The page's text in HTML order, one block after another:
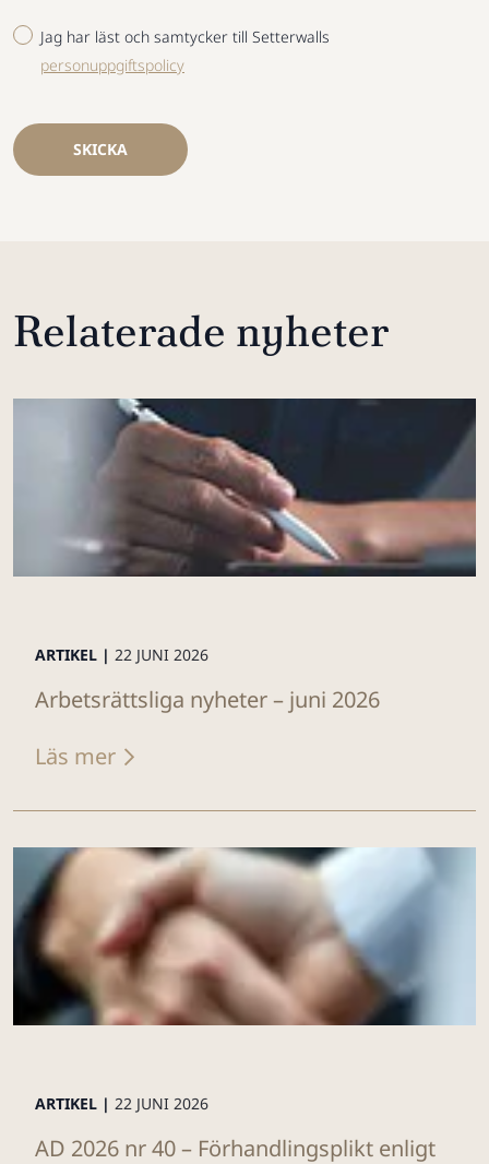
Jag har läst och samtycker till Setterwalls
personuppgiftspolicy
SKICKA
Relaterade nyheter
ARTIKEL | 22 JUNI 2026
Arbetsrättsliga nyheter – juni 2026
Läs mer
ARTIKEL | 22 JUNI 2026
AD 2026 nr 40 – Förhandlingsplikt enligt